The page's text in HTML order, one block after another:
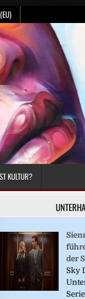
KULTUR?
der
Sky